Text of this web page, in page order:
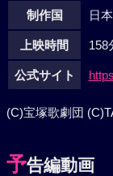
制作国 日
上映時間 158
公式サイト
(C)宝塚歌劇団
予告編動画